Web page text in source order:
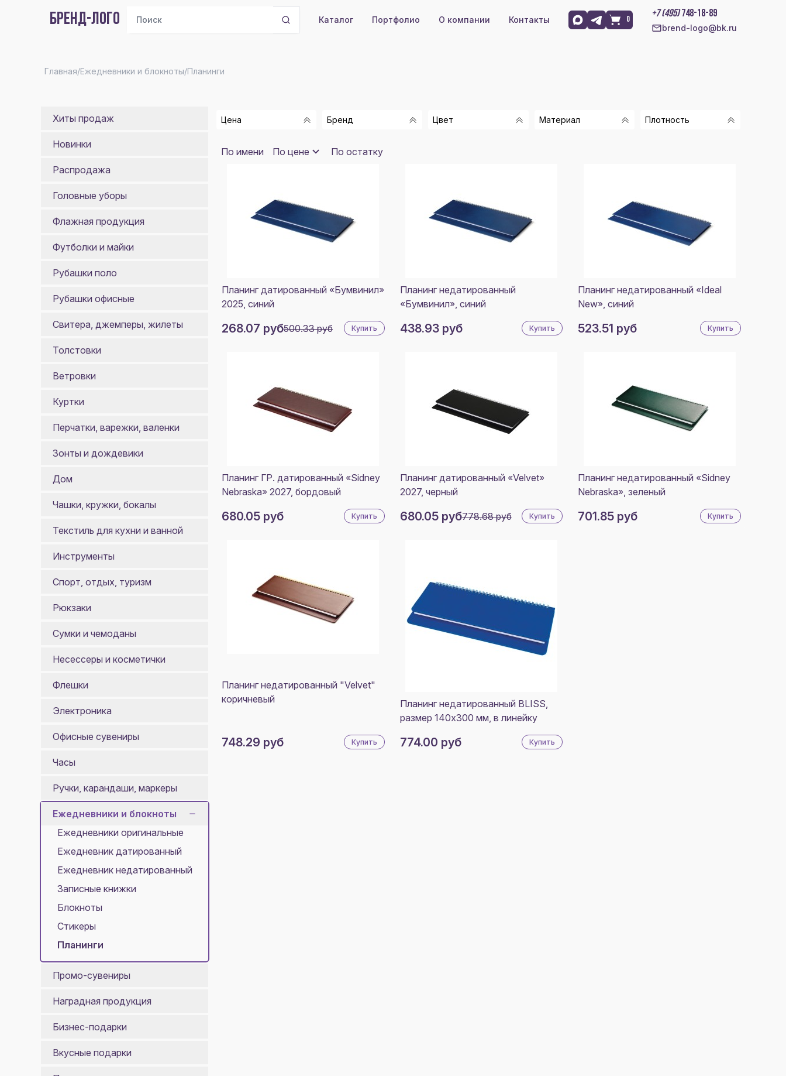
БРЕНД-ЛОГО Каталог Портфолио О компании Контакты 0
+7 (495)748-18-89
brend-logo@bk.ru
Главная/Ежедневники и блокноты/Планинги
Хиты продаж
Новинки
Распродажа
Головные уборы
Флажная продукция
Футболки и майки
Рубашки поло
Рубашки офисные
Свитера, джемперы, жилеты
Толстовки
Ветровки
Куртки
Перчатки, варежки, валенки
Зонты и дождевики
Дом
Чашки, кружки, бокалы
Текстиль для кухни и ванной
Инструменты
Спорт, отдых, туризм
Рюкзаки
Сумки и чемоданы
Несессеры и косметички
Флешки
Электроника
Офисные сувениры
Часы
Ручки, карандаши, маркеры
Ежедневники и блокноты
Ежедневники оригинальные
Ежедневник датированный
Ежедневник недатированный
Записные книжки
Блокноты
Стикеры
Планинги
Промо-сувениры
Наградная продукция
Бизнес-подарки
Вкусные подарки
Цена
От
Показать
Бренд
ALT_ACTION
Цвет
КОРИЧНЕВЫЙ
ТЕМНО-СИНИЙ
СЕРЫЙ
Материал Плотность
По имени По цене По остатку
Планинг датированный «Бумвинил»
2025, синий
268.07 руб500.33 руб Купить
Планинг недатированный
«Бумвинил», синий
438.93 руб Купить
Планинг недатированный «Ideal
New», синий
523.51 руб Купить
Планинг ГР. датированный «Sidney
Nebraska» 2027, бордовый
680.05 руб Купить
Планинг датированный «Velvet»
2027, черный
680.05 руб778.68 руб Купить
Планинг недатированный «Sidney
Nebraska», зеленый
701.85 руб Купить
Планинг недатированный "Velvet"
коричневый
748.29 руб Купить
Планинг недатированный BLISS,
размер 140х300 мм, в линейку
774.00 руб Купить